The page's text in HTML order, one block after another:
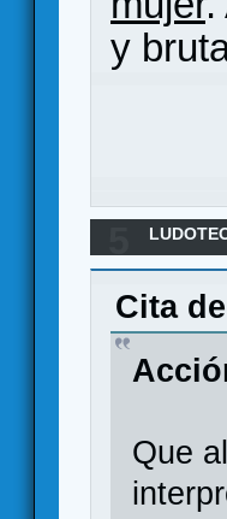
y
Cita
Que